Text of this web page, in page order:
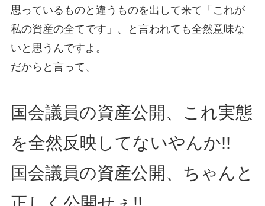
思っているものと違うものを出して来て「これが
私の資産の全てです」、と言われても全然意味な
いと思うんですよ。
だからと言って、
国会議員の資産公開、これ実態
を全然反映してないやんか!!
国会議員の資産公開、ちゃんと